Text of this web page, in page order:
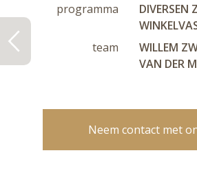
programma
DIVERSEN
team
WILLEM
VAN DER
Neem contact met